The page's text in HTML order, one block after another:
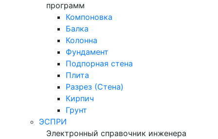
программ
Компоновка
Балка
Колонна
Фундамент
Подпорная стена
Плита
Разрез (Стена)
Кирпич
Грунт
ЭСПРИ
Электронный справочник инженера